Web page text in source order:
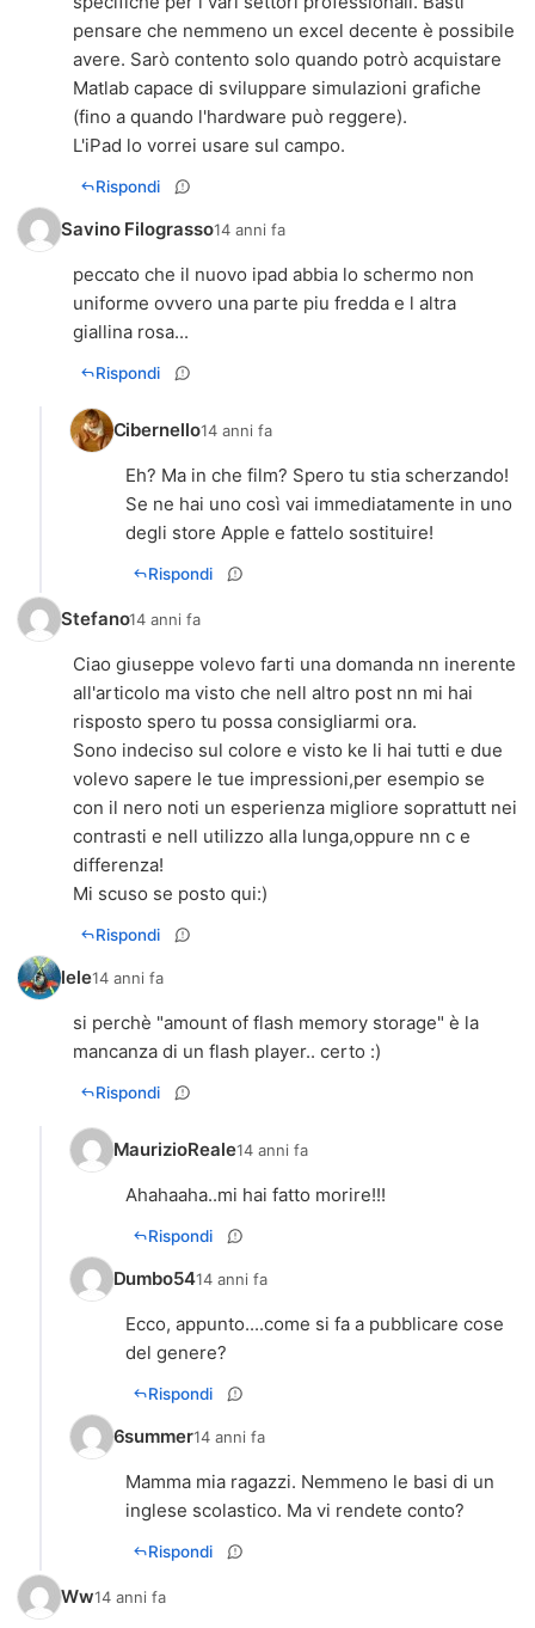
pensare che nemmeno un excel decente è possibile
avere. Sarò contento solo quando potrò acquistare
Matlab capace di sviluppare simulazioni grafiche
(fino a quando l'hardware può reggere).
L'iPad lo vorrei usare sul campo.
Rispondi
Savino Filograsso14 anni fa
peccato che il nuovo ipad abbia lo schermo non
uniforme ovvero una parte piu fredda e l altra
giallina rosa...
Rispondi
Cibernello14 anni fa
Eh? Ma in che film? Spero tu stia scherzando!
Se ne hai uno così vai immediatamente in uno
degli store Apple e fattelo sostituire!
Rispondi
Stefano14 anni fa
Ciao giuseppe volevo farti una domanda nn inerente
all'articolo ma visto che nell altro post nn mi hai
risposto spero tu possa consigliarmi ora.
Sono indeciso sul colore e visto ke li hai tutti e due
volevo sapere le tue impressioni,per esempio se
con il nero noti un esperienza migliore soprattutt nei
contrasti e nell utilizzo alla lunga,oppure nn c e
differenza!
Mi scuso se posto qui:)
Rispondi
lele14 anni fa
si perchè "amount of flash memory storage" è la
mancanza di un flash player.. certo :)
Rispondi
MaurizioReale14 anni fa
Ahahaaha..mi hai fatto morire!!!
Rispondi
Dumbo5414 anni fa
Ecco, appunto....come si fa a pubblicare cose
Rispondi
6summer14 anni fa
Mamma mia ragazzi. Nemmeno le basi di un
Rispondi
Ww14 anni fa